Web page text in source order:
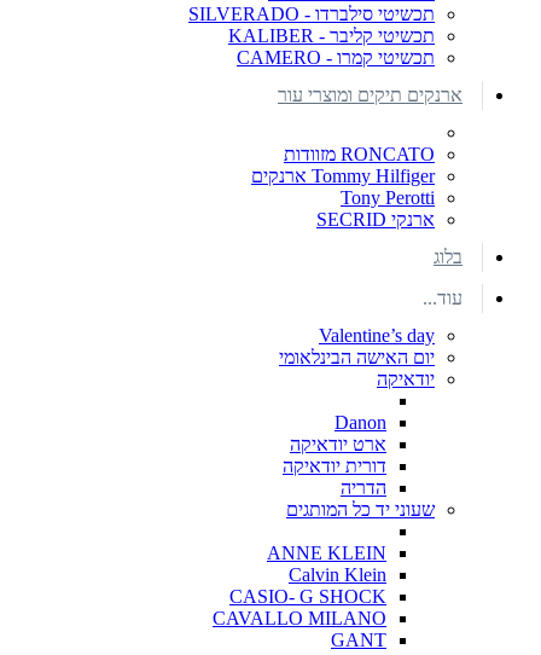
תכשיטי סילברדו - SILVERADO
תכשיטי קליבר - KALIBER
תכשיטי קמרו - CAMERO
ארנקים תיקים ומוצרי עור
RONCATO מזוודות
Tommy Hilfiger ארנקים
Tony Perotti
ארנקי SECRID
בלוג
עוד...
Valentine’s day
יום האישה הבינלאומי
יודאיקה
Danon
ארט יודאיקה
דורית יודאיקה
הדריה
שעוני יד כל המותגים
ANNE KLEIN
Calvin Klein
CASIO- G SHOCK
CAVALLO MILANO
GANT